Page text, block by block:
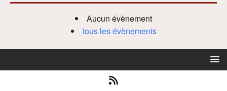
Aucun évènement
tous les évènements